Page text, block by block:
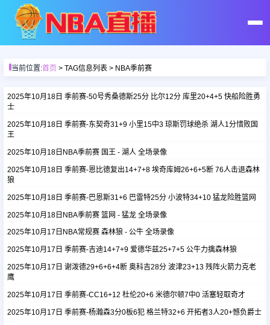
首页
足球直播
足球录像
篮球录像
足球集锦
篮球集锦
当前位置:首页 > TAG信息列表 > NBA季前赛
2025年10月18日 季前赛-50号秀桑德斯25分 比尔12分 库里20+4+5 快船险胜勇
士
2025年10月18日 季前赛-东契奇31+9 小里15中3 琼斯罚球绝杀 湖人1分惜败国
王
2025年10月18日NBA季前赛 国王 - 湖人 全场录像
2025年10月18日 季前赛-恩比德复出14+7+8 埃奇库姆26+6+5断 76人击退森林
狼
2025年10月18日 季前赛-巴恩斯31+6 巴雷特25分 小波特34+10 猛龙险胜篮网
2025年10月18日NBA季前赛 篮网 - 猛龙 全场录像
2025年10月17日NBA常规赛 森林狼 - 公牛 全场录像
2025年10月17日 季前赛-吉迪14+7+9 爱德华兹25+7+5 公牛力擒森林狼
2025年10月17日 谢泼德29+6+6+4断 奥科吉28分 波津23+13 残阵火箭力克老
鹰
2025年10月17日 季前赛-CC16+12 杜伦20+6 米德尔顿7中0 活塞轻取奇才
2025年10月17日 季前赛-杨瀚森3分0板6犯 格兰特32+6 开拓者3人20+憾负爵士